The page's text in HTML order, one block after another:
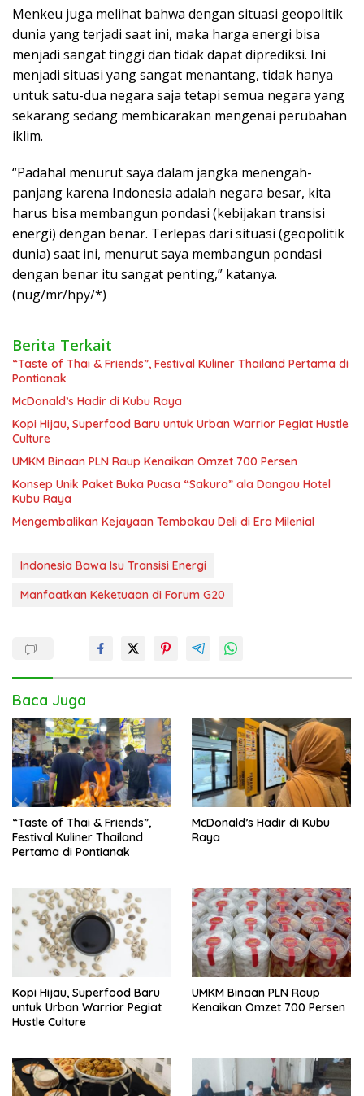
Menkeu juga melihat bahwa dengan situasi geopolitik
dunia yang terjadi saat ini, maka harga energi bisa
menjadi sangat tinggi dan tidak dapat diprediksi. Ini
menjadi situasi yang sangat menantang, tidak hanya
untuk satu-dua negara saja tetapi semua negara yang
sekarang sedang membicarakan mengenai perubahan
iklim.
“Padahal menurut saya dalam jangka menengah-
panjang karena Indonesia adalah negara besar, kita
harus bisa membangun pondasi (kebijakan transisi
energi) dengan benar. Terlepas dari situasi (geopolitik
dunia) saat ini, menurut saya membangun pondasi
dengan benar itu sangat penting,” katanya.
(nug/mr/hpy/*)
Berita Terkait
“Taste of Thai & Friends”, Festival Kuliner Thailand Pertama di
Pontianak
McDonald’s Hadir di Kubu Raya
Kopi Hijau, Superfood Baru untuk Urban Warrior Pegiat Hustle
Culture
UMKM Binaan PLN Raup Kenaikan Omzet 700 Persen
Konsep Unik Paket Buka Puasa “Sakura” ala Dangau Hotel
Kubu Raya
Mengembalikan Kejayaan Tembakau Deli di Era Milenial
Indonesia Bawa Isu Transisi Energi
Manfaatkan Keketuaan di Forum G20
Baca Juga
“Taste of Thai & Friends”,
Festival Kuliner Thailand
Pertama di Pontianak
McDonald’s Hadir di Kubu
Raya
Kopi Hijau, Superfood Baru
untuk Urban Warrior Pegiat
Hustle Culture
UMKM Binaan PLN Raup
Kenaikan Omzet 700 Persen